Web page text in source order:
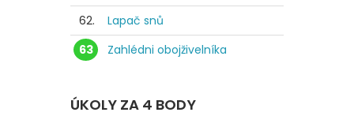
62.
Lapač snů
63
Zahlédni obojživelníka
ÚKOLY ZA 4 BODY